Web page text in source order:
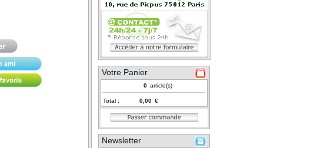
Votre Panier
article(s)
Total : €
Newsletter